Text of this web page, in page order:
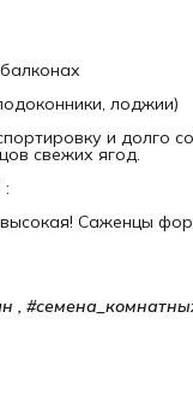
лоджии)
и долго
свежих ягод.
:
Саженцы
,